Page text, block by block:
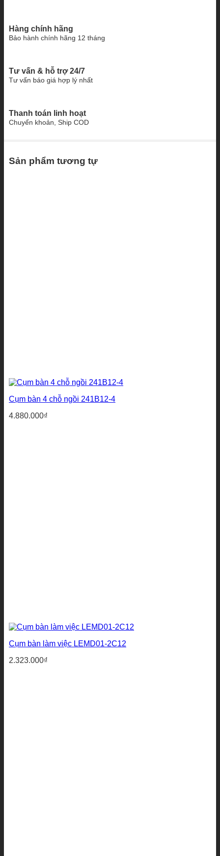
Hàng chính hãng
Bảo hành chính hãng 12 tháng
Tư vấn & hỗ trợ 24/7
Tư vấn báo giá hợp lý nhất
Thanh toán linh hoạt
Chuyển khoản, Ship COD
Sản phẩm tương tự
Cụm bàn 4 chỗ ngồi 241B12-4
4.880.000₫
Cụm bàn làm việc LEMD01-2C12
2.323.000₫